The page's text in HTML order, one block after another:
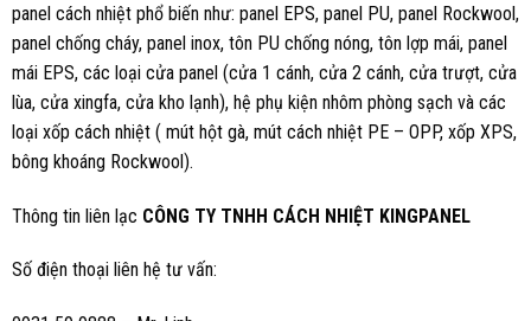
panel cách nhiệt phổ biến như: panel EPS, panel PU, panel Rockwool,
panel chống cháy, panel inox, tôn PU chống nóng, tôn lợp mái, panel
mái EPS, các loại cửa panel (cửa 1 cánh, cửa 2 cánh, cửa trượt, cửa
lùa, cửa xingfa, cửa kho lạnh), hệ phụ kiện nhôm phòng sạch và các
loại xốp cách nhiệt ( mút hột gà, mút cách nhiệt PE – OPP, xốp XPS,
bông khoáng Rockwool).
Thông tin liên lạc CÔNG TY TNHH CÁCH NHIỆT KINGPANEL
Số điện thoại liên hệ tư vấn: